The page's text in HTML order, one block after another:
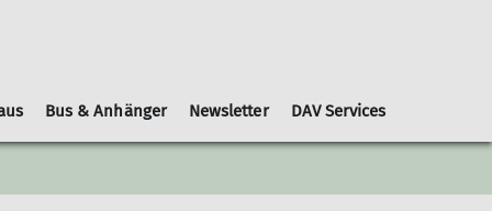
Gruppen Nachrichtenblätter
Geschäftsordnung
Schwierigkeitsbewertungen
Kooperationspartner
Bus & Anhänger Newsletter DAV Services